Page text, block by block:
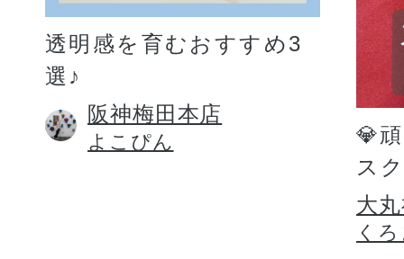
透明感を育むおすすめ3
選♪
阪神梅田本店
よこぴん
💎
ス
大
く